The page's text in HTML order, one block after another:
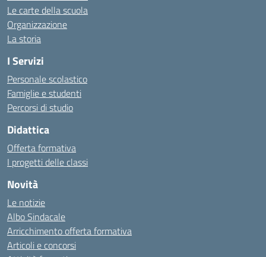
Le carte della scuola
Organizzazione
La storia
I Servizi
Personale scolastico
Famiglie e studenti
Percorsi di studio
Didattica
Offerta formativa
I progetti delle classi
Novità
Le notizie
Albo Sindacale
Arricchimento offerta formativa
Articoli e concorsi